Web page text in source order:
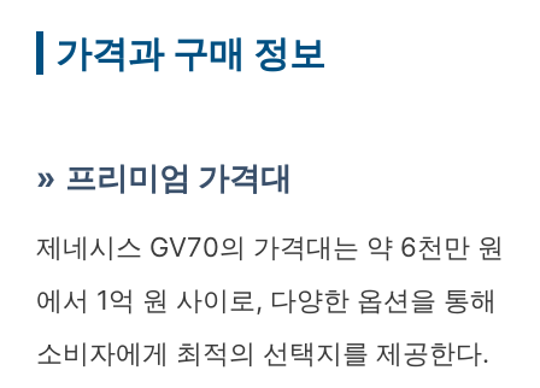
가격과 구매 정보
프리미엄 가격대
제네시스 GV70의 가격대는 약 6천만 원
에서 1억 원 사이로, 다양한 옵션을 통해
소비자에게 최적의 선택지를 제공한다.